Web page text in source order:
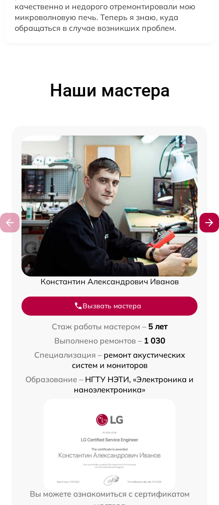
качественно и недорого отремонтировали мою
микроволновую печь. Теперь я знаю, куда
обращаться в случае возникших проблем.
Наши мастера
Константин Александрович Иванов
Вызвать мастера
Стаж работы мастером – 5 лет
Выполнено ремонтов – 1 030
Специализация – ремонт акустических
систем и мониторов
Образование – НГТУ НЭТИ, «Электроника и
наноэлектроника»
Вы можете ознакомиться с сертификатом